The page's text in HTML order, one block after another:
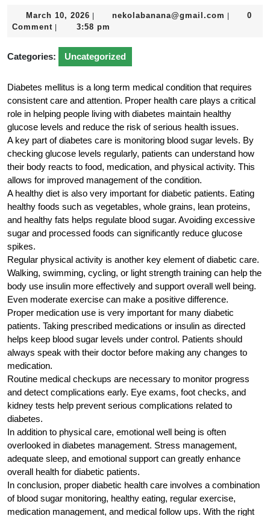
March 10, 2026 March
10,
nekolabanana@gmail.com
0
Comment
3:58 pm
Categories: Uncategorized
Diabetes mellitus is a long term medical condition that requires
consistent care and attention. Proper health care plays a critical
role in helping people living with diabetes maintain healthy
glucose levels and reduce the risk of serious health issues.
A key part of diabetes care is monitoring blood sugar levels. By
checking glucose levels regularly, patients can understand how
their body reacts to food, medication, and physical activity. This
allows for improved management of the condition.
A healthy diet is also very important for diabetic patients. Eating
healthy foods such as vegetables, whole grains, lean proteins,
and healthy fats helps regulate blood sugar. Avoiding excessive
sugar and processed foods can significantly reduce glucose
spikes.
Regular physical activity is another key element of diabetic care.
Walking, swimming, cycling, or light strength training can help the
body use insulin more effectively and support overall well being.
Even moderate exercise can make a positive difference.
Proper medication use is very important for many diabetic
patients. Taking prescribed medications or insulin as directed
helps keep blood sugar levels under control. Patients should
always speak with their doctor before making any changes to
medication.
Routine medical checkups are necessary to monitor progress
and detect complications early. Eye exams, foot checks, and
kidney tests help prevent serious complications related to
diabetes.
In addition to physical care, emotional well being is often
overlooked in diabetes management. Stress management,
adequate sleep, and emotional support can greatly enhance
overall health for diabetic patients.
In conclusion, proper diabetic health care involves a combination
of blood sugar monitoring, healthy eating, regular exercise,
medication management, and medical follow ups. With the right